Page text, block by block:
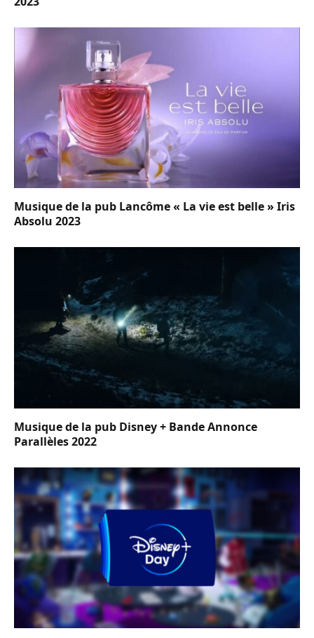
Musique de la pub Lancôme « La vie est belle » Iris
Absolu 2023
Musique de la pub Disney + Bande Annonce
Parallèles 2022